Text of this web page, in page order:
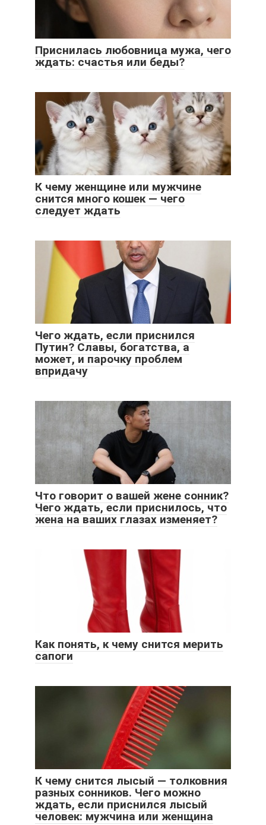
Приснилась любовница мужа, чего
ждать: счастья или беды?
К чему женщине или мужчине
снится много кошек — чего
следует ждать
Чего ждать, если приснился
Путин? Славы, богатства, а
может, и парочку проблем
впридачу
Что говорит о вашей жене сонник?
Чего ждать, если приснилось, что
жена на ваших глазах изменяет?
Как понять, к чему снится мерить
сапоги
К чему снится лысый — толковния
разных сонников. Чего можно
ждать, если приснился лысый
человек: мужчина или женщина